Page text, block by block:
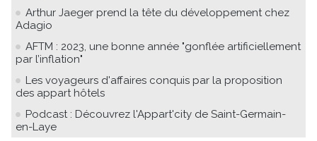
Arthur Jaeger prend la tête du développement chez
Adagio
AFTM : 2023, une bonne année "gonflée artificiellement
par l’inflation"
Les voyageurs d'affaires conquis par la proposition
des appart hôtels
Podcast : Découvrez l'Appart'city de Saint-Germain-
en-Laye